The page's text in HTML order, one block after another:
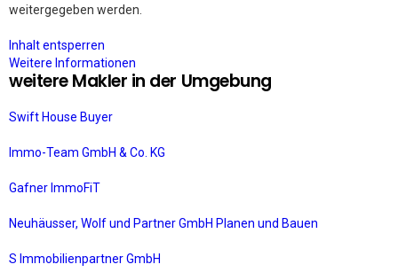
weitergegeben werden.
Inhalt entsperren
Weitere Informationen
weitere Makler in der Umgebung
Swift House Buyer
Immo-Team GmbH & Co. KG
Gafner ImmoFiT
Neuhäusser, Wolf und Partner GmbH Planen und Bauen
S Immobilienpartner GmbH